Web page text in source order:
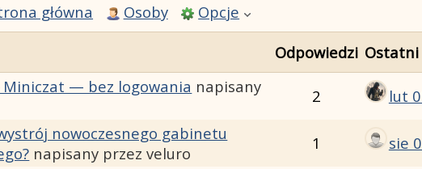
główna Osoby Opcje
Odpowiedzi
— bez logowania napisany
2 lut
nowoczesnego gabinetu
napisany przez veluro
1 sie